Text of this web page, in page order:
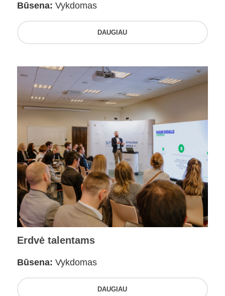
Būsena: Vykdomas
DAUGIAU
Erdvė talentams
Būsena: Vykdomas
DAUGIAU